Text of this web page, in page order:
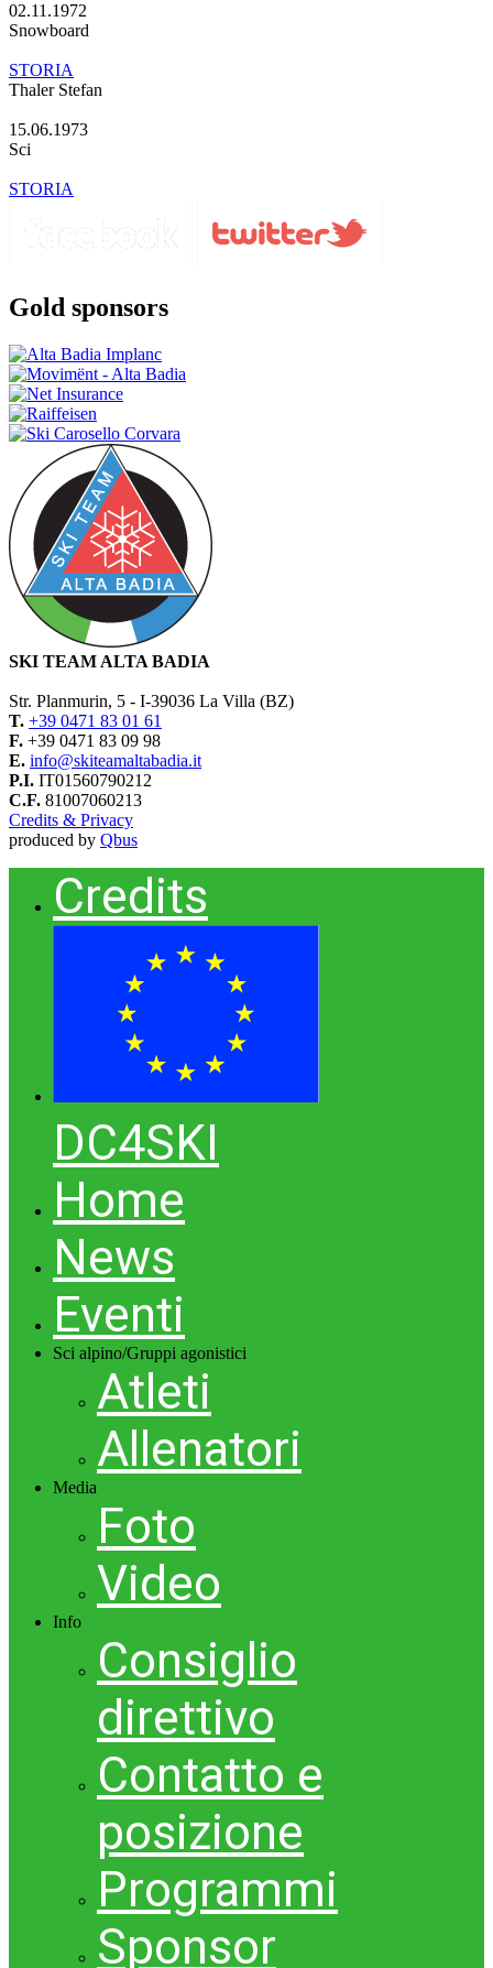
02.11.1972
Snowboard
STORIA
Thaler Stefan
15.06.1973
Sci
STORIA
Gold sponsors
SKI TEAM ALTA BADIA
Str. Planmurin, 5 - I-39036 La Villa (BZ)
T. +39 0471 83 01 61
F. +39 0471 83 09 98
E. info@skiteamaltabadia.it
P.I. IT01560790212
C.F. 81007060213
Credits & Privacy
produced by Qbus
Credits
DC4SKI
Home
News
Eventi
Sci alpino/Gruppi agonistici
Atleti
Allenatori
Media
Foto
Video
Info
Consiglio
direttivo
Contatto e
posizione
Programmi
Sponsor